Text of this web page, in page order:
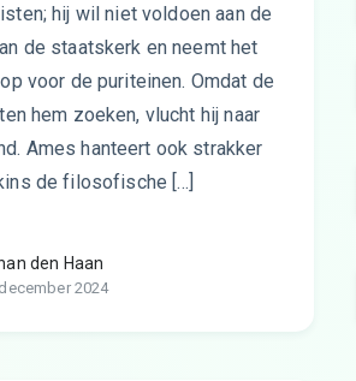
hij wil niet voldoen aan de
de staatskerk en neemt het
voor de puriteinen. Omdat de
hem zoeken, vlucht hij naar
Ames hanteert ook strakker
de filosofische […]
den Haan
2024